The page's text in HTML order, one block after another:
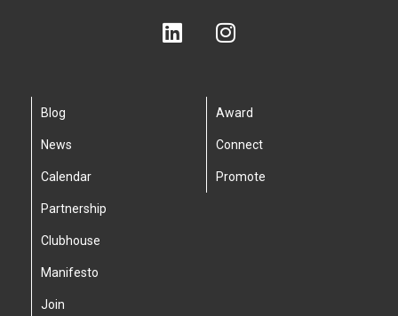
Blog
News
Calendar
Partnership
Clubhouse
Manifesto
Join
Award
Connect
Promote